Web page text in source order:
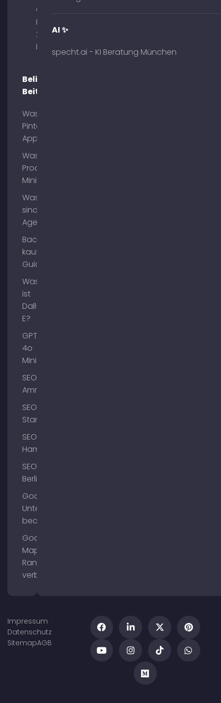
Obelisk
Briennerstr.
29 80333
München
Beliebte
Beiträge
Was ist
Pinterest
App?
Was ist
Process
Mining?
Was
sind AI
Agents?
Backlinks
kaufen
Guide
Was
ist
Dall-
E?
GPT-
4o
Mini
SEO
Ammersee
SEO
Starnberg
SEO
Hamburg
SEO
Berlin
Google
Unternehmensprofil
bearbeiten
Google
Maps
Ranking
verbessern
AI ✨
specht.ai - KI Beratung München
Impressum
Datenschutz
SitemapAGB